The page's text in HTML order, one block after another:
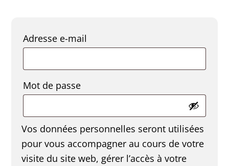
Adresse e-mail
Mot de passe
Vos données personnelles seront utilisées
pour vous accompagner au cours de votre
visite du site web, gérer l’accès à votre